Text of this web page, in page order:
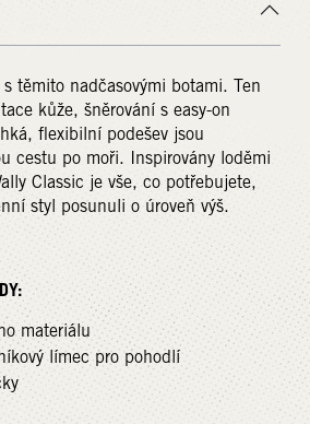
těmito nadčasovými botami. Ten
kůže, šněrování s easy-on
flexibilní podešev jsou
cestu po moři. Inspirovány loděmi
Classic je vše, co potřebujete,
styl posunuli o úroveň výš.
materiálu
límec pro pohodlí